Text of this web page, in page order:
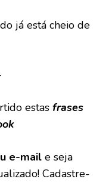
já está cheio de
estasfrases
e-mail e seja
Cadastre-